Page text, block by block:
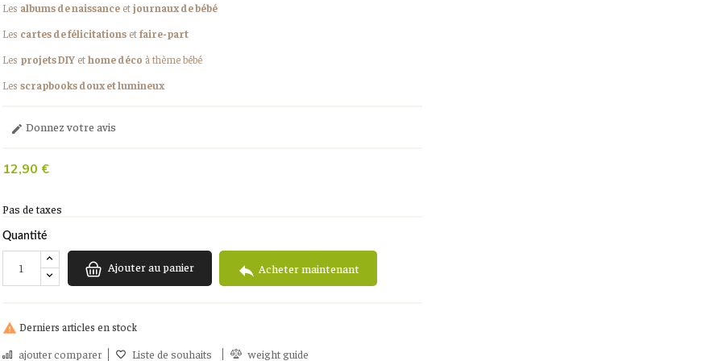
Les albums de naissanceetjournaux de bébé
Les cartes de félicitationsetfaire-part
Les projets DIYethome déco à thème bébé
Les scrapbooks doux et lumineux
 Donnez votre avis
12,90 €
Pas de taxes
Quantité
Ajouter au panier  Acheter maintenant
 Derniers articles en stock
ajouter comparer Liste de souhaits weight guide